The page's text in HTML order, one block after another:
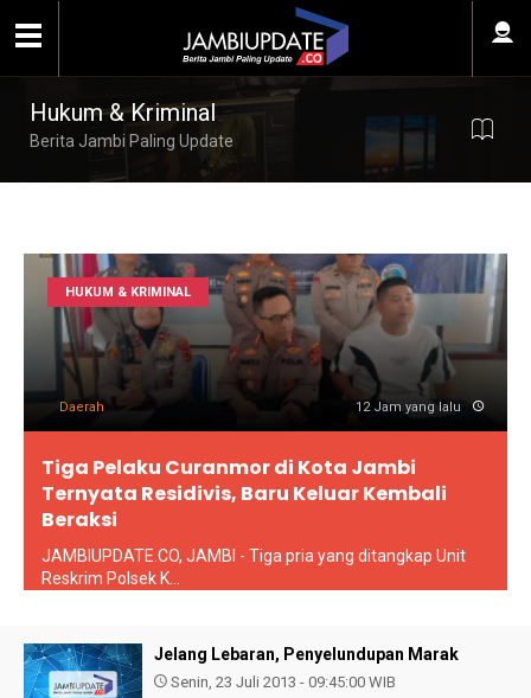
Hukum & Kriminal
Berita Jambi Paling Update
HUKUM & KRIMINAL
Daerah 12 Jam yang lalu
Tiga Pelaku Curanmor di Kota Jambi
Ternyata Residivis, Baru Keluar Kembali
Beraksi
JAMBIUPDATE.CO, JAMBI - Tiga pria yang ditangkap Unit
Reskrim Polsek K...
Jelang Lebaran, Penyelundupan Marak
Senin, 23 Juli 2013 - 09:45:00 WIB